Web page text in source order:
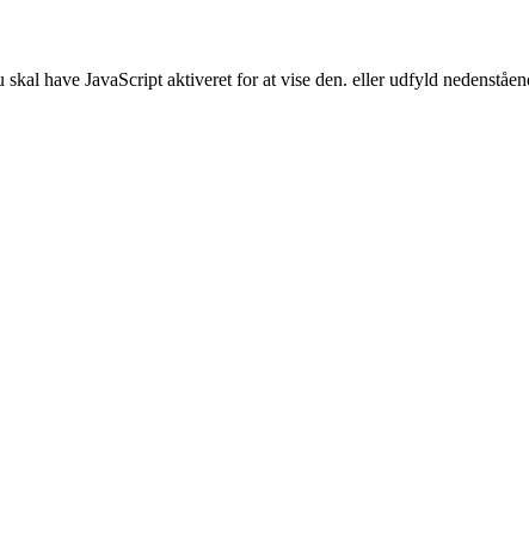
have JavaScript aktiveret for at vise den. eller udfyld